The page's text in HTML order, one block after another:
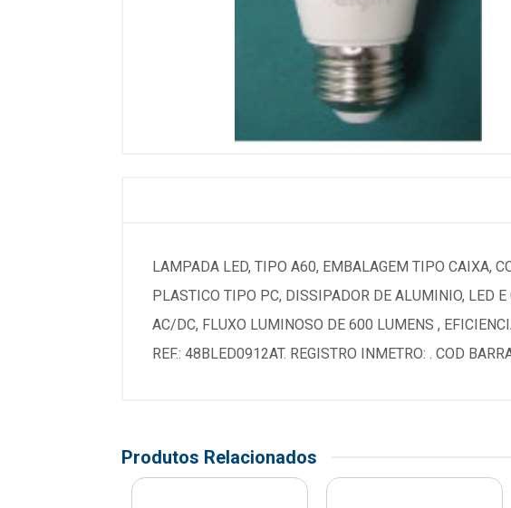
LAMPADA LED, TIPO A60, EMBALAGEM TIPO CAIXA,
PLASTICO TIPO PC, DISSIPADOR DE ALUMINIO, LED
AC/DC, FLUXO LUMINOSO DE 600 LUMENS ,
REF.: 48BLED0912AT. REGISTRO INMETRO: . COD
Produtos Relacionados